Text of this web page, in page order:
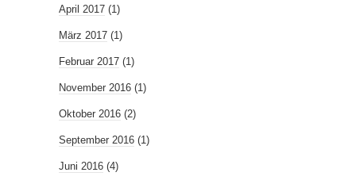
April 2017 (1)
März 2017 (1)
Februar 2017 (1)
November 2016 (1)
Oktober 2016 (2)
September 2016 (1)
Juni 2016 (4)